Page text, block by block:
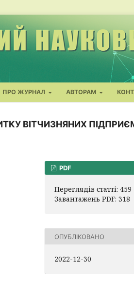
ПРО ЖУРНАЛ АВТОРАМ
ВІТЧИЗНЯНИХ
PDF
Переглядів статті: 459
Завантажень PDF: 318
ОПУБЛІКОВАНО
2022-12-30